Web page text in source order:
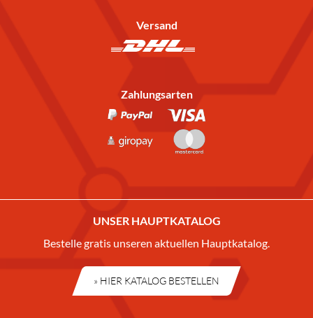
Versand
Zahlungsarten
UNSER HAUPTKATALOG
Bestelle gratis unseren aktuellen Hauptkatalog.
» HIER KATALOG BESTELLEN